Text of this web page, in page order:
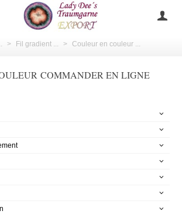
> Fil gradient ... > Couleur en couleur ...
COMMANDER EN LIGNE